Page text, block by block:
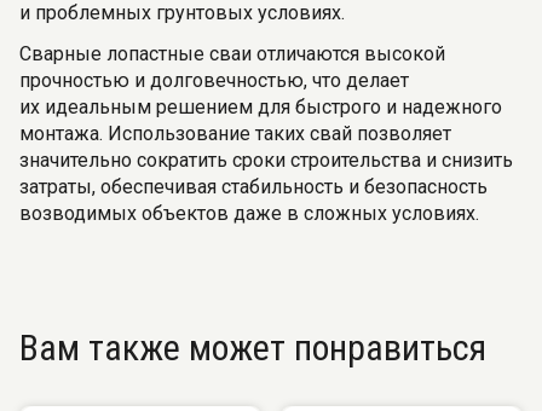
и проблемных грунтовых условиях.
Сварные лопастные сваи отличаются высокой
прочностью и долговечностью, что делает
их идеальным решением для быстрого и надежного
монтажа. Использование таких свай позволяет
значительно сократить сроки строительства и снизить
затраты, обеспечивая стабильность и безопасность
возводимых объектов даже в сложных условиях.
Вам также может понравиться